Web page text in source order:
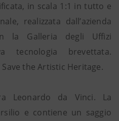
in scala 1:1 in tutto e
realizzata dall’azienda
la Galleria degli Uffizi
tecnologia brevettata.
the Artistic Heritage.
Leonardo da Vinci. La
e contiene un saggio